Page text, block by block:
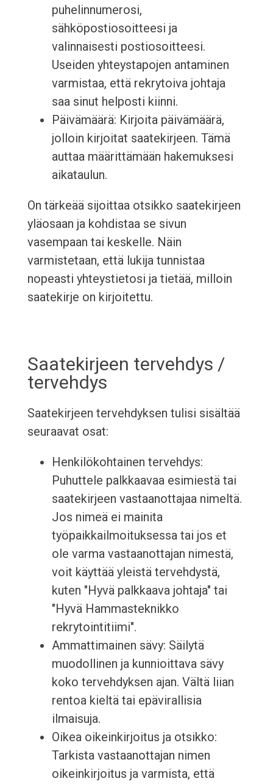
puhelinnumerosi,
sähköpostiosoitteesi ja
valinnaisesti postiosoitteesi.
Useiden yhteystapojen antaminen
varmistaa, että rekrytoiva johtaja
saa sinut helposti kiinni.
Päivämäärä: Kirjoita päivämäärä,
jolloin kirjoitat saatekirjeen. Tämä
auttaa määrittämään hakemuksesi
aikataulun.
On tärkeää sijoittaa otsikko saatekirjeen
yläosaan ja kohdistaa se sivun
vasempaan tai keskelle. Näin
varmistetaan, että lukija tunnistaa
nopeasti yhteystietosi ja tietää, milloin
saatekirje on kirjoitettu.
Saatekirjeen tervehdys /
tervehdys
Saatekirjeen tervehdyksen tulisi sisältää
seuraavat osat:
Henkilökohtainen tervehdys:
Puhuttele palkkaavaa esimiestä tai
saatekirjeen vastaanottajaa nimeltä.
Jos nimeä ei mainita
työpaikkailmoituksessa tai jos et
ole varma vastaanottajan nimestä,
voit käyttää yleistä tervehdystä,
kuten "Hyvä palkkaava johtaja" tai
"Hyvä Hammasteknikko
rekrytointitiimi".
Ammattimainen sävy: Säilytä
muodollinen ja kunnioittava sävy
koko tervehdyksen ajan. Vältä liian
rentoa kieltä tai epävirallisia
ilmaisuja.
Oikea oikeinkirjoitus ja otsikko:
Tarkista vastaanottajan nimen
oikeinkirjoitus ja varmista, että